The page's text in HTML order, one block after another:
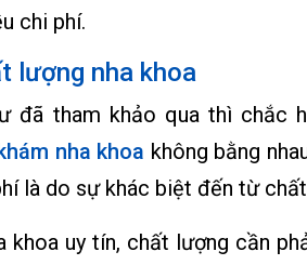
chi phí.
lượng nha khoa
đã tham khảo qua thì chắc
nha khoa không bằng
là do sự khác biệt đến từ
khoa uy tín, chất lượng cần